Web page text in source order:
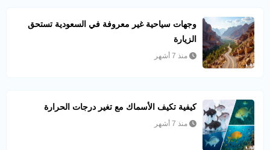
وجهات سياحية غير معروفة في السعودية تستحق
الزيارة
منذ 7 أشهر
كيفية تكيف الأسماك مع تغير درجات الحرارة
منذ 7 أشهر